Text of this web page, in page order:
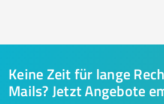
Keine Zeit für lange
Mails? Jetzt Angebote